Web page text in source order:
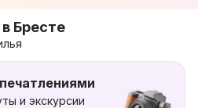
Бресте
и экскурсии